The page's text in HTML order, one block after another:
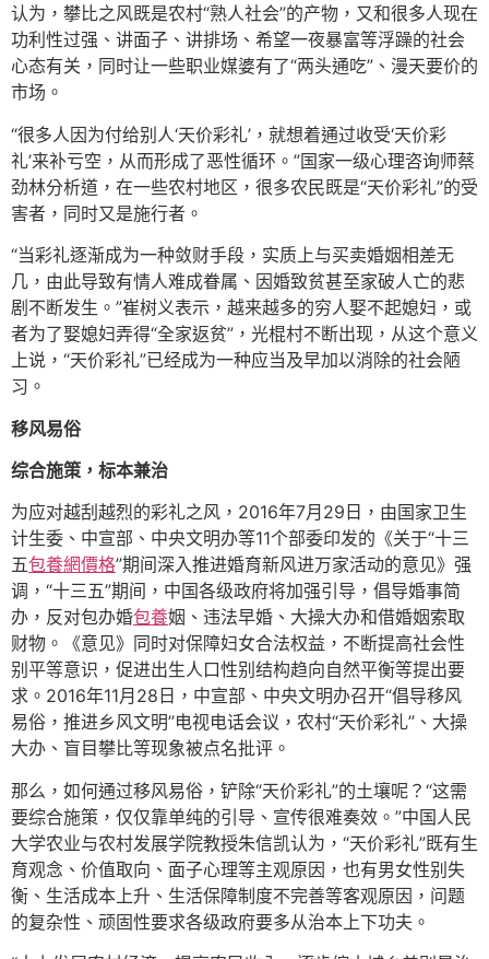
认为，攀比之风既是农村“熟人社会”的产物，又和很多人现在
功利性过强、讲面子、讲排场、希望一夜暴富等浮躁的社会
心态有关，同时让一些职业媒婆有了“两头通吃”、漫天要价的
市场。
“很多人因为付给别人‘天价彩礼’，就想着通过收受‘天价彩
礼’来补亏空，从而形成了恶性循环。”国家一级心理咨询师蔡
劲林分析道，在一些农村地区，很多农民既是“天价彩礼”的受
害者，同时又是施行者。
“当彩礼逐渐成为一种敛财手段，实质上与买卖婚姻相差无
几，由此导致有情人难成眷属、因婚致贫甚至家破人亡的悲
剧不断发生。”崔树义表示，越来越多的穷人娶不起媳妇，或
者为了娶媳妇弄得“全家返贫”，光棍村不断出现，从这个意义
上说，“天价彩礼”已经成为一种应当及早加以消除的社会陋
习。
移风易俗
综合施策，标本兼治
为应对越刮越烈的彩礼之风，2016年7月29日，由国家卫生
计生委、中宣部、中央文明办等11个部委印发的《关于“十三
五包養網價格”期间深入推进婚育新风进万家活动的意见》强
调，“十三五”期间，中国各级政府将加强引导，倡导婚事简
办，反对包办婚包養姻、违法早婚、大操大办和借婚姻索取
财物。《意见》同时对保障妇女合法权益，不断提高社会性
别平等意识，促进出生人口性别结构趋向自然平衡等提出要
求。2016年11月28日，中宣部、中央文明办召开“倡导移风
易俗，推进乡风文明”电视电话会议，农村“天价彩礼”、大操
大办、盲目攀比等现象被点名批评。
那么，如何通过移风易俗，铲除“天价彩礼”的土壤呢？“这需
要综合施策，仅仅靠单纯的引导、宣传很难奏效。”中国人民
大学农业与农村发展学院教授朱信凯认为，“天价彩礼”既有生
育观念、价值取向、面子心理等主观原因，也有男女性别失
衡、生活成本上升、生活保障制度不完善等客观原因，问题
的复杂性、顽固性要求各级政府要多从治本上下功夫。